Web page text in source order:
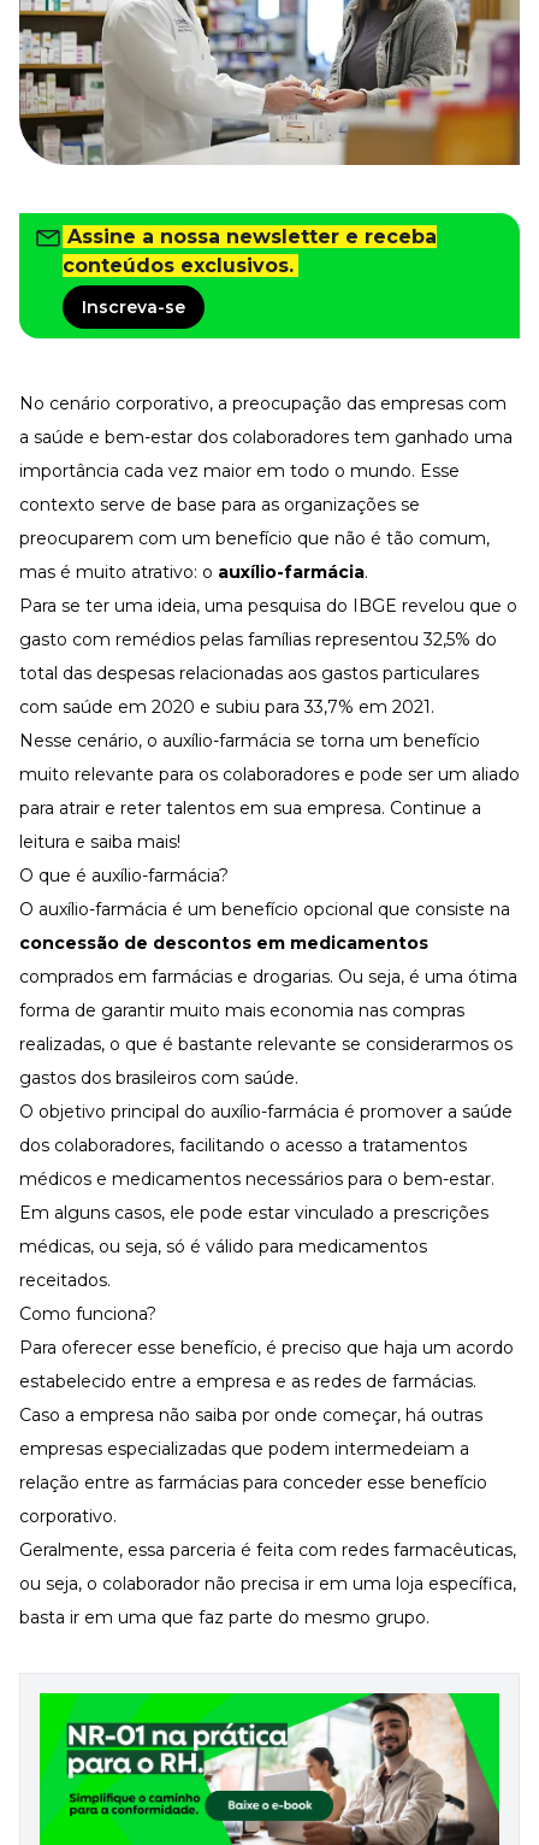
Tudo para facilitar a rotina
Imprensa
VR na Imprensa
Cursos
Cursos
Todos os Cursos
Explore o nosso acervo
Departamento Pessoal
Para simplificar os processos
Gestão de Pessoas e Liderança
Capacitação com especialistas
Recursos Humanos
Treinamento de Produto
Desenvolva a sua equipe
Materiais Gratuitos
Todos os Materiais Gratuitos
Confira nossos materiais
E-book
Ferramentas e Templates
Para agilizar o seu trabalho
Conteúdo prático e rápido
Kits
Materiais centralizados
Lives
Newsletters
Assine a nossa newsletter e receba
conteúdos exclusivos.
Inscreva-se
No cenário corporativo, a preocupação das empresas com
a saúde e bem-estar dos colaboradores tem ganhado uma
importância cada vez maior em todo o mundo. Esse
contexto serve de base para as organizações se
preocuparem com um benefício que não é tão comum,
mas é muito atrativo: o auxílio-farmácia.
Para se ter uma ideia, uma pesquisa do IBGE revelou que o
gasto com remédios pelas famílias representou 32,5% do
total das despesas relacionadas aos gastos particulares
com saúde em 2020 e subiu para 33,7% em 2021.
Nesse cenário, o auxílio-farmácia se torna um benefício
muito relevante para os colaboradores e pode ser um aliado
para atrair e reter talentos em sua empresa. Continue a
leitura e saiba mais!
O que é auxílio-farmácia?
O auxílio-farmácia é um benefício opcional que consiste na
concessão de descontos em medicamentos
comprados em farmácias e drogarias. Ou seja, é uma ótima
forma de garantir muito mais economia nas compras
realizadas, o que é bastante relevante se considerarmos os
gastos dos brasileiros com saúde.
O objetivo principal do auxílio-farmácia é promover a saúde
dos colaboradores, facilitando o acesso a tratamentos
médicos e medicamentos necessários para o bem-estar.
Em alguns casos, ele pode estar vinculado a prescrições
médicas, ou seja, só é válido para medicamentos
receitados.
Como funciona?
Para oferecer esse benefício, é preciso que haja um acordo
estabelecido entre a empresa e as redes de farmácias.
Caso a empresa não saiba por onde começar, há outras
empresas especializadas que podem intermedeiam a
relação entre as farmácias para conceder esse benefício
corporativo.
Geralmente, essa parceria é feita com redes farmacêuticas,
ou seja, o colaborador não precisa ir em uma loja específica,
basta ir em uma que faz parte do mesmo grupo.